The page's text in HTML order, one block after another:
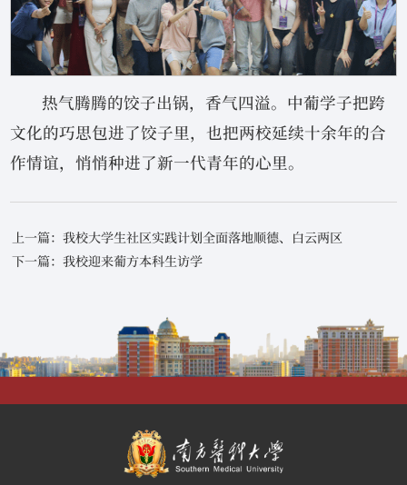
热气腾腾的饺子出锅，香气四溢。中葡学子把跨
文化的巧思包进了饺子里，也把两校延续十余年的合
作情谊，悄悄种进了新一代青年的心里。
上一篇：我校大学生社区实践计划全面落地顺德、白云两区
下一篇：我校迎来葡方本科生访学